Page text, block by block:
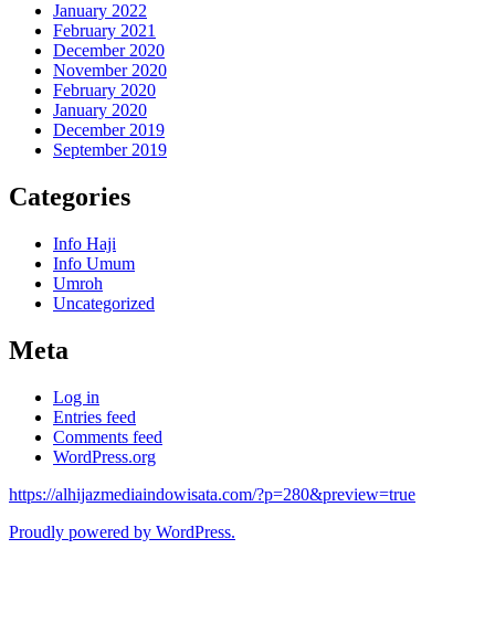
January 2022
February 2021
December 2020
November 2020
February 2020
January 2020
December 2019
September 2019
Categories
Info Haji
Info Umum
Umroh
Uncategorized
Meta
Log in
Entries feed
Comments feed
WordPress.org
https://alhijazmediaindowisata.com/?p=280&preview=true
Proudly powered by WordPress.